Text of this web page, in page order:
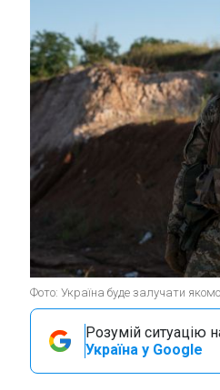
Фото: Україна буде залучати
Розумій ситуацію
Україна у Google